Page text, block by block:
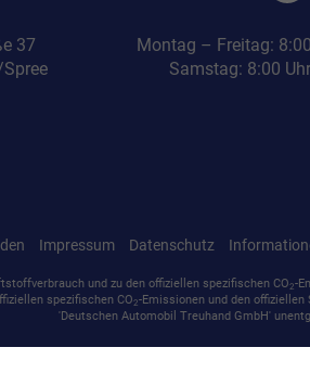
37
Montag – Freitag:
Samstag: 8:00
Impressum Datenschutz
und zu den offiziellen spezifischen CO2-
spezifischen CO2-Emissionen und den
'Deutschen Automobil Treuhand GmbH'